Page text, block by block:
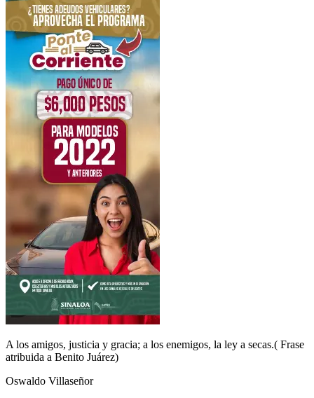
A los amigos, justicia y gracia; a los enemigos, la ley a secas.( Frase
atribuida a Benito Juárez)
Oswaldo Villaseñor